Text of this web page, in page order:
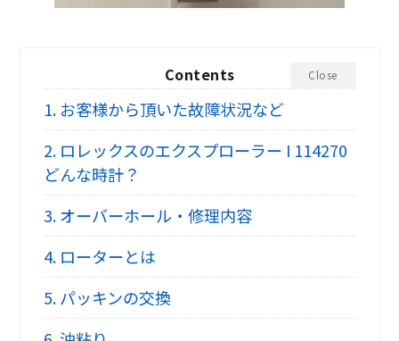
Contents Close
1.お客様から頂いた故障状況など
2.ロレックスのエクスプローラー I 114270
どんな時計？
3.オーバーホール・修理内容
4.ローターとは
5.パッキンの交換